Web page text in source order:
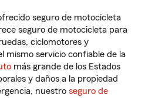
seguro de motocicleta
seguro de motocicleta para
ciclomotores y
mismo servicio confiable de la
más grande de los Estados
y daños a la propiedad
nuestro seguro de